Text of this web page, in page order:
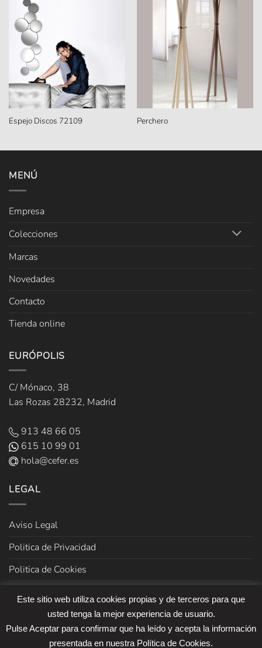
Espejo Discos 72109 Perchero
MENÚ
Empresa
Colecciones
Marcas
Novedades
Contacto
Tienda online
EURÓPOLIS
C/ Mónaco, 38
Las Rozas 28232, Madrid
913 48 66 05
615 10 99 01
hola@cefer.es
LEGAL
Aviso Legal
Politica de Privacidad
Politica de Cookies
Este sitio web utiliza cookies propias y de terceros para que
usted tenga la mejor experiencia de usuario.
Pulse Aceptar para confirmar que ha leído y acepta la información
presentada en nuestra Política de Cookies.